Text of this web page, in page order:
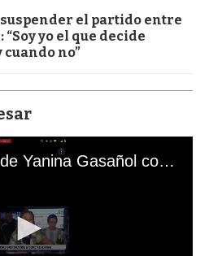
el partido entre
yo el que decide
cuando no”
El mal momento de Yanina Gasañol con un hincha argentino en "Subrayado"